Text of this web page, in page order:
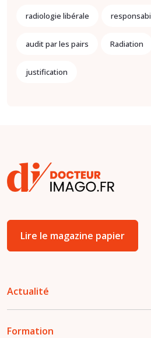
radiologie libérale
audit par les pairs Radiation
justification
Lire le magazine papier
Actualité
Formation